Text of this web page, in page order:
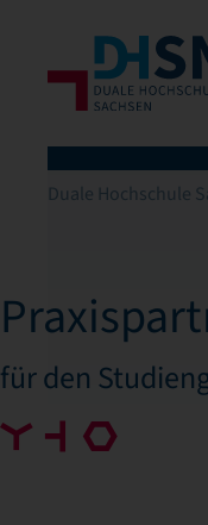
Duale Hochschule
für den